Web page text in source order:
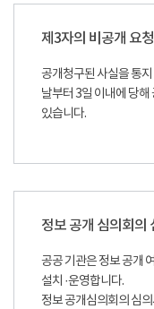
제3자의 비공개 요청
공개청구된 사실을 통
날부터 3일 이내에 당
있습니다.
정보 공개 심의회의
공공 기관은 정보 공개
설치 ·운영합니다.
정보 공개심의회의 심